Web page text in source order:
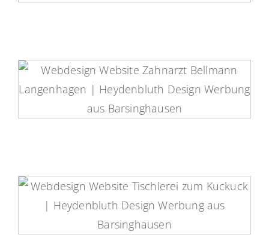
Zahnarzt Bellmann Website
Tischlerei zum Kuckuck Website